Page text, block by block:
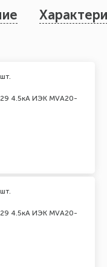
4.5кА ИЭК MVA20-
шт.
4.5кА ИЭК MVA20-
шт.